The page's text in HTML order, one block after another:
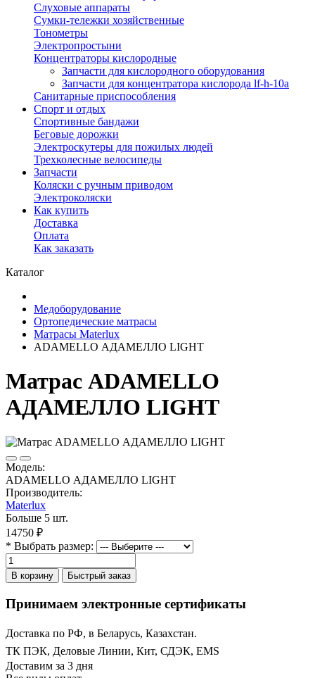
Слуховые аппараты
Сумки-тележки хозяйственные
Тонометры
Электропростыни
Концентраторы кислородные
Запчасти для кислородного оборудования
Запчасти для концентратора кислорода lf-h-10a
Санитарные приспособления
Спорт и отдых
Спортивные бандажи
Беговые дорожки
Электроскутеры для пожилых людей
Трехколесные велосипеды
Запчасти
Коляски с ручным приводом
Электроколяски
Как купить
Доставка
Оплата
Как заказать
Каталог
Медоборудование
Ортопедические матрасы
Матрасы Materlux
ADAMELLO АДАМЕЛЛО LIGHT
Матрас ADAMELLO
АДАМЕЛЛО LIGHT
Модель:
ADAMELLO АДАМЕЛЛО LIGHT
Производитель:
Materlux
Больше 5 шт.
14750 ₽
* Выбрать размер:
В корзину Быстрый заказ
Принимаем электронные сертификаты
Доставка по РФ, в Беларусь, Казахстан.
ТК ПЭК, Деловые Линии, Кит, СДЭК, EMS
Доставим за 3 дня